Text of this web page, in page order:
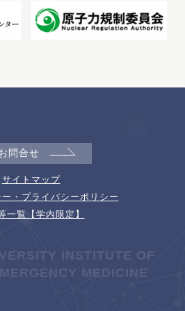
問合せ
サイトマップ
・プライバシーポリシー
一覧【学内限定】
INSTITUTE OF
MEDICINE